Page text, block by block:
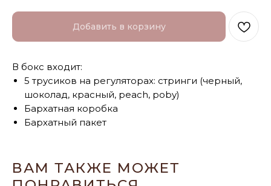
Добавить в корзину
В бокс входит:
5 трусиков на регуляторах: стринги (черный,
шоколад, красный, peach, poby)
Бархатная коробка
Бархатный пакет
ВАМ ТАКЖЕ МОЖЕТ